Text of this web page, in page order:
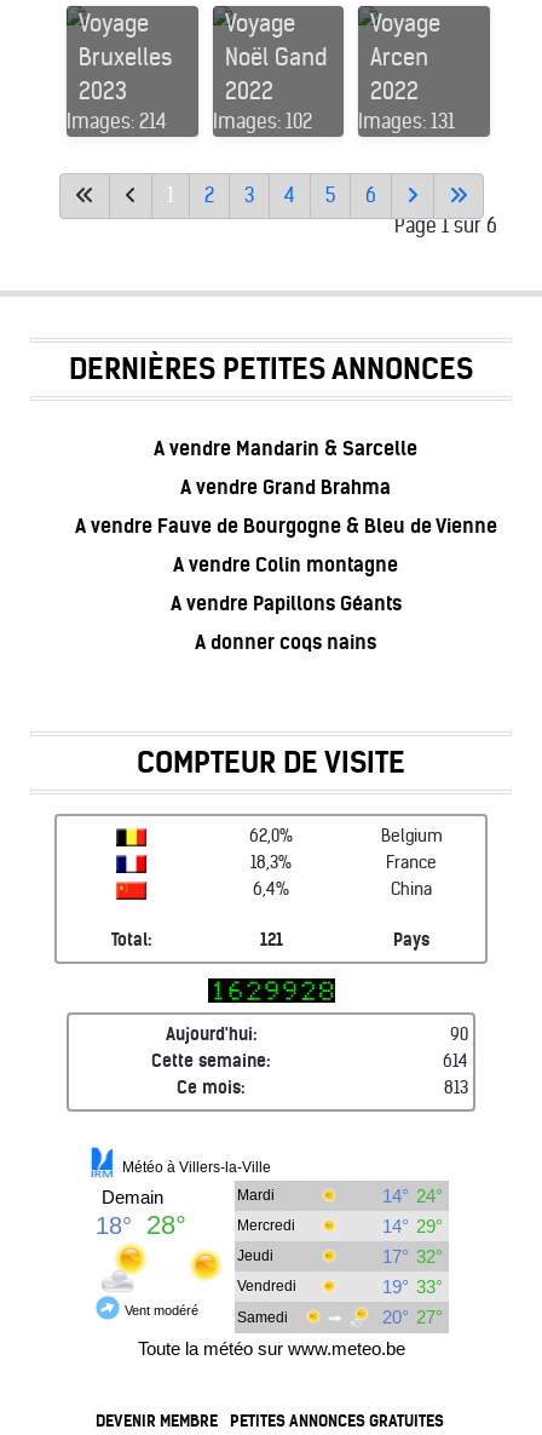
Voyage
Bruxelles
2023
Images: 214
Voyage
Noël Gand
2022
Images: 102
Voyage
Arcen
2022
Images: 131
Page 1 sur 6
1 2 3 4 5 6
DERNIÈRES PETITES ANNONCES
A vendre Mandarin & Sarcelle
A vendre Grand Brahma
A vendre Fauve de Bourgogne & Bleu de Vienne
A vendre Colin montagne
A vendre Papillons Géants
A donner coqs nains
COMPTEUR DE VISITE
62,0%
Belgium
18,3%
France
6,4%
China
Total: 121 Pays
Aujourd'hui:
90
Cette semaine:
614
Ce mois:
813
DEVENIR MEMBRE PETITES ANNONCES GRATUITES